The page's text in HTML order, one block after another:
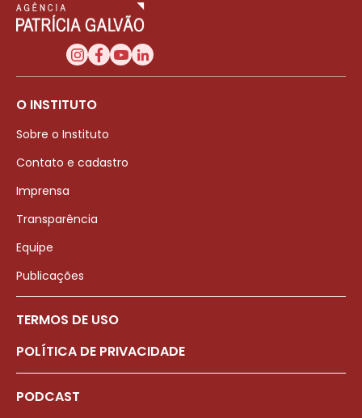
O INSTITUTO
Sobre o Instituto
Contato e cadastro
Imprensa
Transparência
Equipe
Publicações
TERMOS DE USO
POLÍTICA DE PRIVACIDADE
PODCAST